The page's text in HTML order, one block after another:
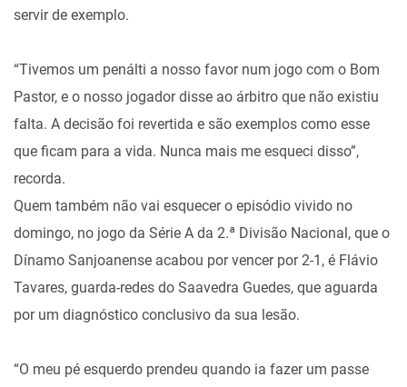
servir de exemplo.
“Tivemos um penálti a nosso favor num jogo com o Bom
Pastor, e o nosso jogador disse ao árbitro que não existiu
falta. A decisão foi revertida e são exemplos como esse
que ficam para a vida. Nunca mais me esqueci disso”,
recorda.
Quem também não vai esquecer o episódio vivido no
domingo, no jogo da Série A da 2.ª Divisão Nacional, que o
Dínamo Sanjoanense acabou por vencer por 2-1, é Flávio
Tavares, guarda-redes do Saavedra Guedes, que aguarda
por um diagnóstico conclusivo da sua lesão.
“O meu pé esquerdo prendeu quando ia fazer um passe